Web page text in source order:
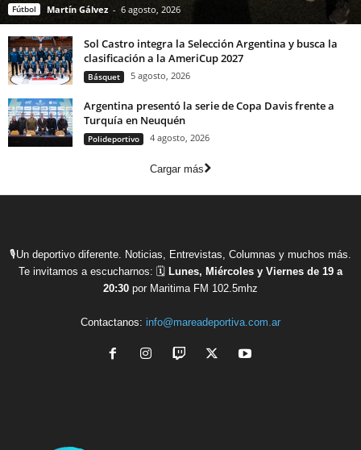
Fútbol Martín Gálvez - 6 agosto, 2026
Sol Castro integra la Selección Argentina y busca la
clasificación a la AmeriCup 2027
Básquet 5 agosto, 2026
Argentina presentó la serie de Copa Davis frente a
Turquía en Neuquén
Polideportivo 4 agosto, 2026
Cargar más
🎙Un deportivo diferente. Noticias, Entrevistas, Columnas y muchos más.
Te invitamos a escucharnos: 🗓 Lunes, Miércoles y Viernes de 19 a
20:30 por Maritima FM 102.5mhz
Contactanos: info@mareadeportiva.com.ar